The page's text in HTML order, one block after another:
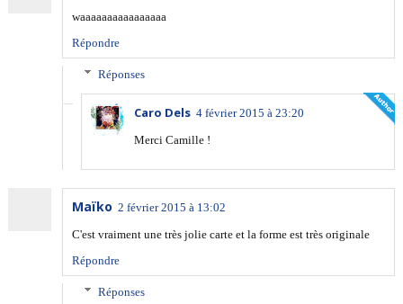
waaaaaaaaaaaaaaaa
Répondre
Réponses
Caro Dels 4 février 2015 à 23:20
Merci Camille !
Maïko 2 février 2015 à 13:02
C'est vraiment une très jolie carte et la forme est très originale
Répondre
Réponses